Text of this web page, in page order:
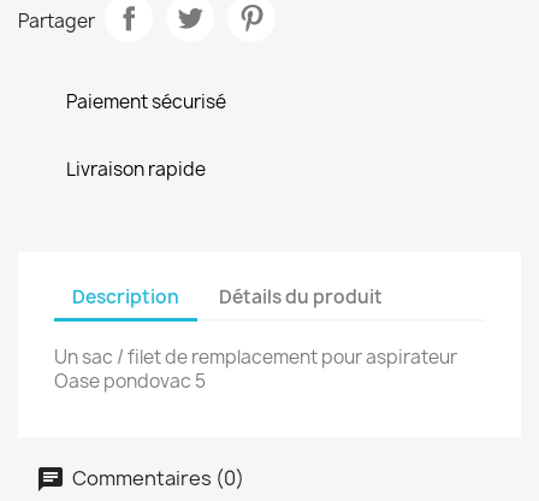
Partager
Paiement sécurisé
Livraison rapide
Description Détails du produit
Un sac / filet de remplacement pour aspirateur
Oase pondovac 5
Commentaires (0)